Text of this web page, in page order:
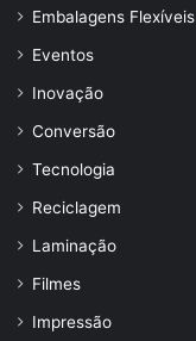
Embalagens Flexíveis
Eventos
Inovação
Conversão
Tecnologia
Reciclagem
Laminação
Filmes
Impressão